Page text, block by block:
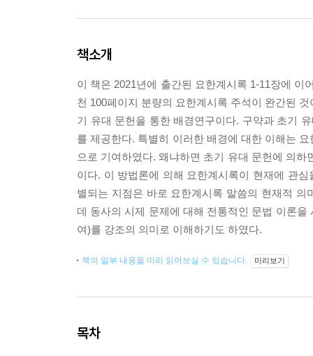
책소개
이 책은 2021년에 출간된 요한계시록 1-11장에
천 100페이지 분량의 요한계시록 주석이 완간된
기 유대 문헌을 통한 배경연구이다. 구약과 초기
를 제공한다. 특별히 이러한 배경에 대한 이해는
으로 기여하였다. 왜냐하면 초기 유대 문헌에 의
이다. 이 방법론에 의해 요한계시록이 현재에 관
별되는 지점은 바로 요한계시록 말씀의 현재적
데 동사의 시제 문제에 대해 전통적인 문법 이론
여)를 강조의 의미로 이해하기도 하였다.
책의 일부 내용을 미리 읽어보실 수 있습니다. 미리보기
목차